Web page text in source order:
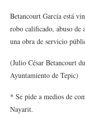
Betancourt García está
robo calificado, abuso de
una obra de servicio
(Julio César Betancourt
Ayuntamiento de Tepic)
* Se pide a medios de
Nayarit.